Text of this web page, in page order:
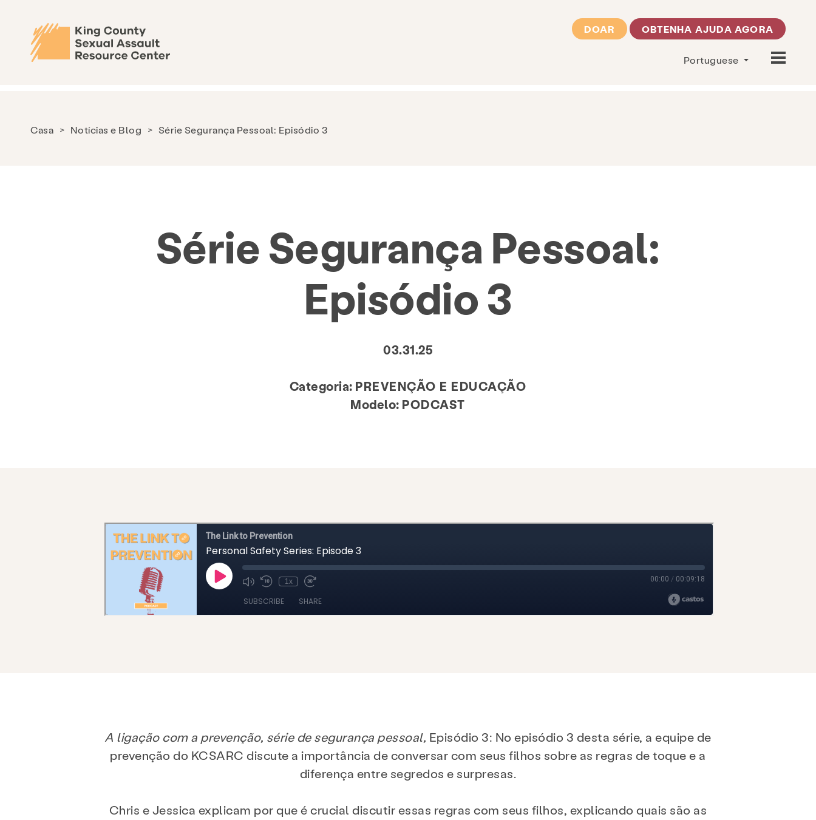
DOAR OBTENHA AJUDA AGORA
Portuguese
Casa > Notícias e Blog > Série Segurança Pessoal: Episódio 3
Série Segurança Pessoal:
Episódio 3
03.31.25
Categoria: PREVENÇÃO E EDUCAÇÃO
Modelo: PODCAST
A ligação com a prevenção, série de segurança pessoal, Episódio 3: No episódio 3 desta série, a equipe de
prevenção do KCSARC discute a importância de conversar com seus filhos sobre as regras de toque e a
diferença entre segredos e surpresas.
Chris e Jessica explicam por que é crucial discutir essas regras com seus filhos, explicando quais são as